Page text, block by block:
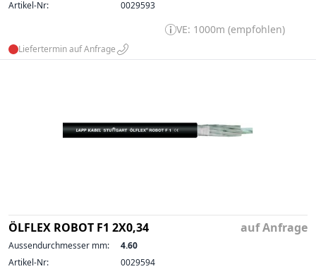
Artikel-Nr: 0029593
VE: 1000m (empfohlen)
Liefertermin auf Anfrage
ÖLFLEX ROBOT F1 2X0,34 auf Anfrage
Aussendurchmesser mm:
4.60
Artikel-Nr:
0029594